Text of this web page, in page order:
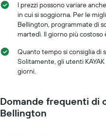
grafico
ha
indicare
giorni
prima
I prezzi possono variare
in cui si soggiorna. Per le
Bellington, programmate di
martedì. Il giorno più costoso
Quanto tempo si consiglia di
Solitamente, gli utenti
giorni.
Domande frequenti di
Bellington